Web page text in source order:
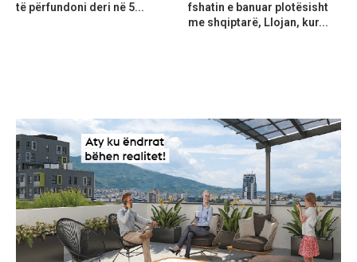
të përfundoni deri në 5...
fshatin e banuar plotësisht
me shqiptarë, Llojan, kur...